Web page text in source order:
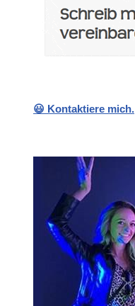
😃 Kontaktiere mich.